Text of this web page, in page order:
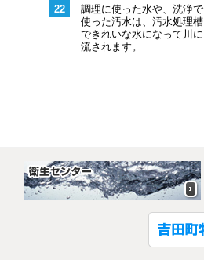
22
調理に使った水や、洗浄で
使った汚水は、汚水処理槽
できれいな水になって川に
流されます。